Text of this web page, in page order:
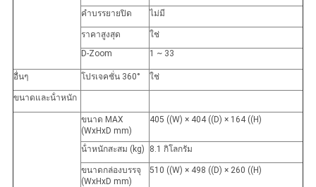
คําบรรยายปิด ไม่มี
ราคาสูงสุด
ใช่
D-Zoom
1 ~ 33
อื่นๆ โปรเจคชั่น 360° ใช่
ขนาดและน้ําหนัก
ขนาด MAX
(WxHxD mm)
405 ((W) × 404 ((D) × 164 ((H)
น้ําหนักสะสม (kg) 8.1 กิโลกรัม
ขนาดกล่องบรรจุ
(WxHxD mm)
510 ((W) × 498 ((D) × 260 ((H)